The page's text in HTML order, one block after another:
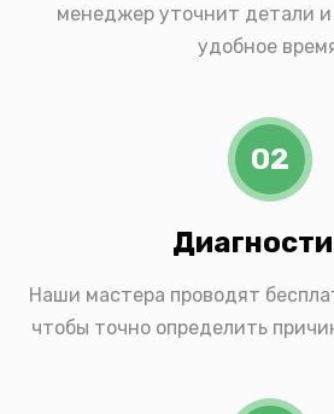
менеджер уточнит детали
удобное
02
Наши мастера проводят
чтобы точно определить